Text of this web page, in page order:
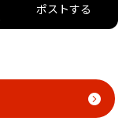
ポストする